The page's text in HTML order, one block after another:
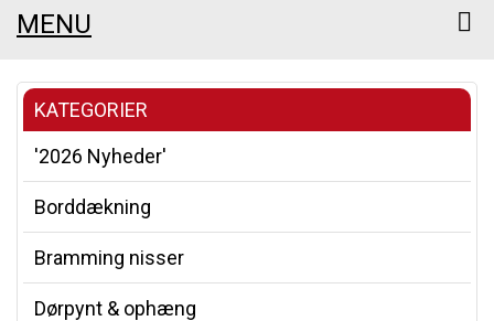
MENU
KATEGORIER
'2026 Nyheder'
Borddækning
Bramming nisser
Dørpynt & ophæng